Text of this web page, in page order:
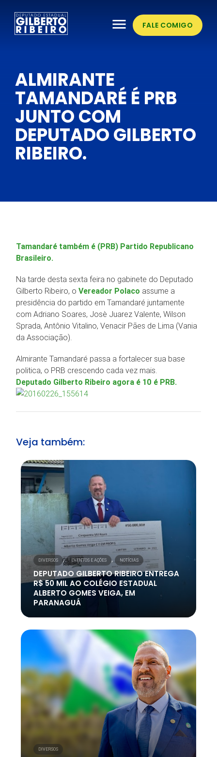
FALE COMIGO
menu
ALMIRANTE
TAMANDARÉ É PRB
JUNTO COM
DEPUTADO GILBERTO
RIBEIRO.
Tamandaré também é (PRB) Partido Republicano
Brasileiro.
Na tarde desta sexta feira no gabinete do Deputado
Gilberto Ribeiro, o Vereador Polaco assume a
presidência do partido em Tamandaré juntamente
com Adriano Soares, Josè Juarez Valente, Wilson
Sprada, Antônio Vitalino, Venacir Pães de Lima (Vania
da Associação).
Almirante Tamandaré passa a fortalecer sua base
politica, o PRB crescendo cada vez mais.
Deputado Gilberto Ribeiro agora é 10 é PRB.
Veja também:
DIVERSOS , EVENTOS E AÇÕES , NOTÍCIAS
DEPUTADO GILBERTO RIBEIRO ENTREGA
R$ 50 MIL AO COLÉGIO ESTADUAL
ALBERTO GOMES VEIGA, EM
PARANAGUÁ
DIVERSOS